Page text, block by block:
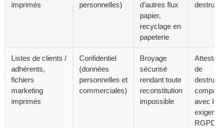
imprimés
personnelles)
d’autres flux
papier,
recyclage en
papeterie
Listes de clients /
adhérents,
fichiers
marketing
imprimés
Confidentiel
(données
personnelles et
commerciales)
Broyage
sécurisé
rendant toute
reconstitution
impossible
de
avec
RGPD